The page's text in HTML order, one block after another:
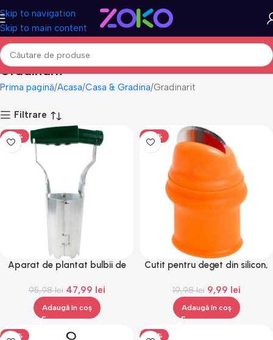
Skip to navigation
Skip to main content
Gradinarit
Prima pagină Acasa Casa & Gradina Gradinarit
Filtrare
-50%
Aparat de plantat bulbii de
Gonga®
95,98lei 47,99 lei
Adaugă în coș
-50%
Cutit pentru deget din silicon,
multifunctional, Gonga®
19,98lei 9,99 lei
Adaugă în coș
-50%
-50%